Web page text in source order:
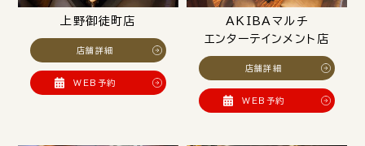
上野御徒町店
店舗詳細
WEB予約
AKIBAマルチ
エンターテインメント店
店舗詳細
WEB予約